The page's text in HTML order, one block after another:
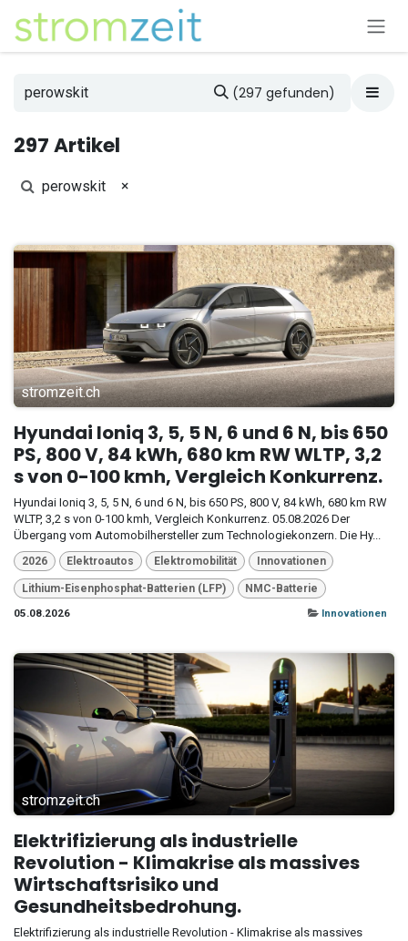
Zum Inhalt springen
(297 gefunden)
297 Artikel
perowskit ×
stromzeit.ch
Hyundai Ioniq 3, 5, 5 N, 6 und 6 N, bis 650
PS, 800 V, 84 kWh, 680 km RW WLTP, 3,2
s von 0-100 kmh, Vergleich Konkurrenz.
Hyundai Ioniq 3, 5, 5 N, 6 und 6 N, bis 650 PS, 800 V, 84 kWh, 680 km RW
WLTP, 3,2 s von 0-100 kmh, Vergleich Konkurrenz. 05.08.2026 Der
Übergang vom Automobilhersteller zum Technologiekonzern. Die Hy...
2026 Elektroautos Elektromobilität Innovationen
Lithium-Eisenphosphat-Batterien (LFP)
NMC-Batterie
05.08.2026
Innovationen
stromzeit.ch
Elektrifizierung als industrielle
Revolution - Klimakrise als massives
Wirtschaftsrisiko und
Gesundheitsbedrohung.
Elektrifizierung als industrielle Revolution - Klimakrise als massives